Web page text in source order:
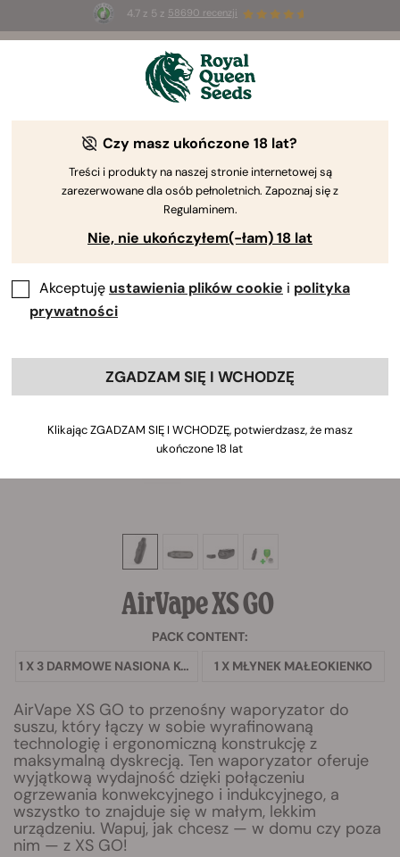
4.7 z 5 z 58690 recenzji
3 nasiona White Widow Auto
AirVape XS GO
PACK CONTENT:
1 X 3 DARMOWE NASIONA KONOPI
1 X MŁYNEK MAŁEOKIENKO
AirVape XS GO to przenośny waporyzator do
suszu, który łączy w sobie wyrafinowaną
technologię i ergonomiczną konstrukcję z
maksymalną dyskrecją. Ten waporyzator oferuje
wyjątkową wydajność dzięki połączeniu
ogrzewania konwekcyjnego i indukcyjnego, a
wszystko to znajduje się w małym, lekkim
urządzeniu. Wapuj, jak chcesz — w domu czy poza
nim — z XS GO!
Czy masz ukończone 18 lat?
Treści i produkty na naszej stronie internetowej są
zarezerwowane dla osób pełnoletnich. Zapoznaj się z
Regulaminem.
Nie, nie ukończyłem(-łam) 18 lat
Akceptuję ustawienia plików cookie i polityka
prywatności
ZGADZAM SIĘ I WCHODZĘ
Klikając ZGADZAM SIĘ I WCHODZĘ, potwierdzasz, że masz
ukończone 18 lat